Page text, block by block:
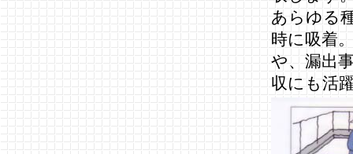
あらゆる
時に吸着
や、漏出
収にも活